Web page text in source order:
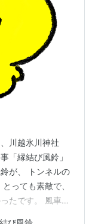
川越氷川神社
「縁結び風鈴」
が、 トンネルの
っても素敵で、
たです。 風車の